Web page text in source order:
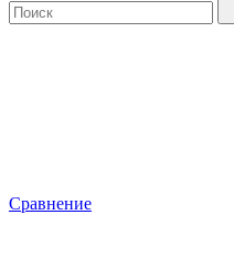
Сравнение